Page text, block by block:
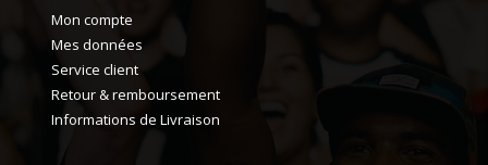
Mon compte
Mes données
Service client
Retour & remboursement
Informations de Livraison